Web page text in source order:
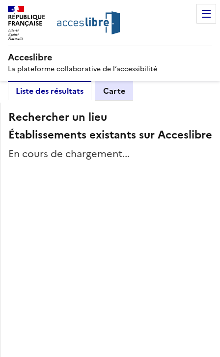
RÉPUBLIQUE
FRANÇAISE
Acceslibre
La plateforme collaborative de l’accessibilité
Liste des résultats Carte
Rechercher un lieu
Établissements existants sur Acceslibre
En cours de chargement...